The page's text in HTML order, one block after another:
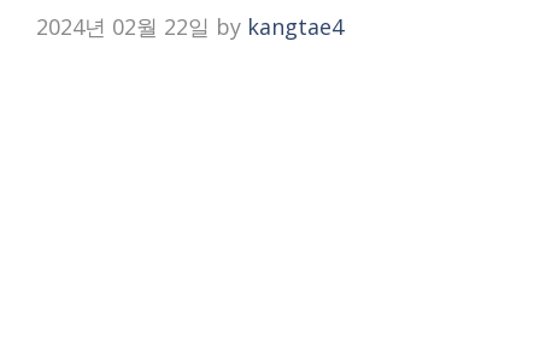
2024년 02월 22일 by kangtae4